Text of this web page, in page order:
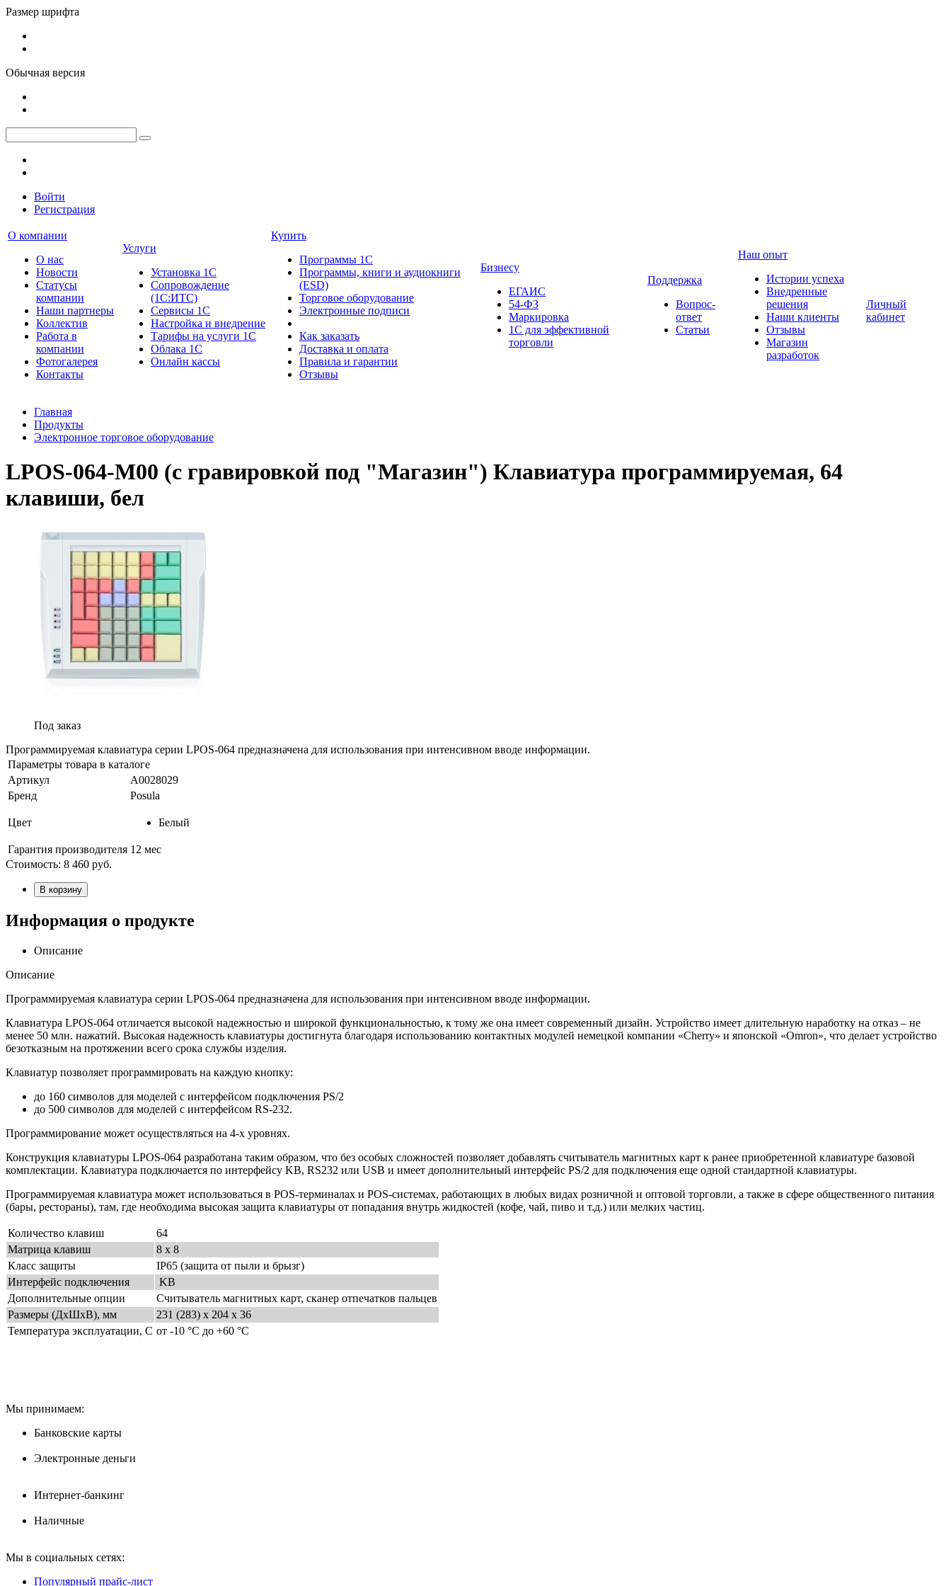
Размер шрифта
Обычная версия
Войти
Регистрация
О компании
О нас
Новости
Cтатусы
компании
Наши партнеры
Коллектив
Работа в
компании
Фотогалерея
Контакты
Услуги
Установка 1С
Сопровождение
(1С:ИТС)
Сервисы 1С
Настройка и внедрение
Тарифы на услуги 1С
Облака 1С
Онлайн кассы
Купить
Программы 1С
Программы, книги и аудиокниги
(ESD)
Торговое оборудование
Электронные подписи
Как заказать
Доставка и оплата
Правила и гарантии
Отзывы
Бизнесу
ЕГАИС
54-ФЗ
Маркировка
1С для эффективной
торговли
Поддержка
Вопрос-
ответ
Статьи
Наш опыт
Истории успеха
Внедренные
решения
Наши клиенты
Отзывы
Магазин
разработок
Личный
кабинет
Главная
Продукты
Электронное торговое оборудование
LPOS-064-M00 (с гравировкой под "Магазин") Клавиатура программируемая, 64
клавиши, бел
Под заказ
Программируемая клавиатура серии LPOS-064 предназначена для использования при интенсивном вводе информации.
Параметры товара в каталоге
Артикул
А0028029
Бренд
Posula
Цвет Белый
Гарантия производителя 12 мес
Стоимость: 8 460 руб.
В корзину
Информация о продукте
Описание
Описание
Программируемая клавиатура серии LPOS-064 предназначена для использования при интенсивном вводе информации.
Клавиатура LPOS-064 отличается высокой надежностью и широкой функциональностью, к тому же она имеет современный дизайн. Устройство имеет длительную наработку на отказ – не
менее 50 млн. нажатий. Высокая надежность клавиатуры достигнута благодаря использованию контактных модулей немецкой компании «Cherry» и японской «Omron», что делает устройство
безотказным на протяжении всего срока службы изделия.
Клавиатур позволяет программировать на каждую кнопку:
до 160 символов для моделей с интерфейсом подключения PS/2
до 500 символов для моделей с интерфейсом RS-232.
Программирование может осуществляться на 4-х уровнях.
Конструкция клавиатуры LPOS-064 разработана таким образом, что без особых сложностей позволяет добавлять считыватель магнитных карт к ранее приобретенной клавиатуре базовой
комплектации. Клавиатура подключается по интерфейсу KB, RS232 или USB и имеет дополнительный интерфейс PS/2 для подключения еще одной стандартной клавиатуры.
Программируемая клавиатура может использоваться в POS-терминалах и POS-системах, работающих в любых видах розничной и оптовой торговли, а также в сфере общественного питания
(бары, рестораны), там, где необходима высокая защита клавиатуры от попадания внутрь жидкостей (кофе, чай, пиво и т.д.) или мелких частиц.
Количество клавиш
64
Матрица клавиш
8 х 8
Класс защиты
IP65 (защита от пыли и брызг)
Интерфейс подключения
KB
Дополнительные опции
Считыватель магнитных карт, сканер отпечатков пальцев
Размеры (ДхШхВ), мм
231 (283) х 204 х 36
Температура эксплуатации, С от -10 °C до +60 °C
Мы принимаем:
Банковские карты
Электронные деньги
Интернет-банкинг
Наличные
Мы в социальных сетях:
Популярный прайс-лист